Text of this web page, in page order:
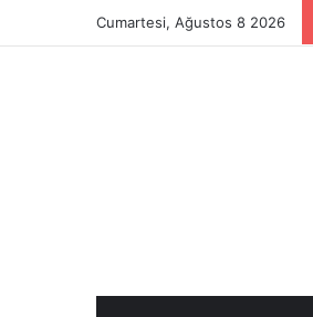
Cumartesi, Ağustos 8 2026